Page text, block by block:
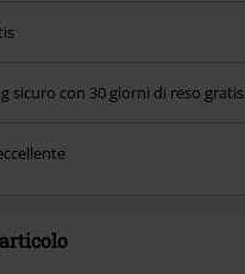
sicuro con 30 giorni di reso gratis